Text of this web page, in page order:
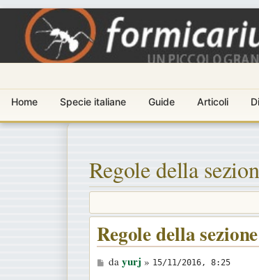
Home Specie italiane Guide Articoli
Regole della
Regole della
M
da yurj » 15/11/2016, 8:25